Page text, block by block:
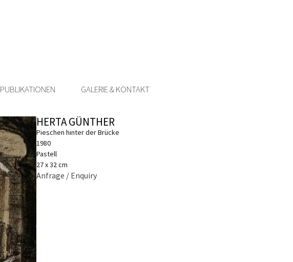
PUBLIKATIONEN GALERIE & KONTAKT
HERTA GÜNTHER
Pieschen hinter der Brücke
1980
Pastell
27 x 32 cm
Anfrage / Enquiry